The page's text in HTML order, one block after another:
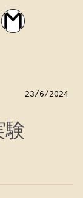
23/6/2024
験